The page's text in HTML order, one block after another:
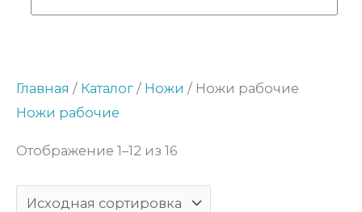
Главная / Каталог / Ножи / Ножи рабочие
Ножи рабочие
Отображение 1–12 из 16